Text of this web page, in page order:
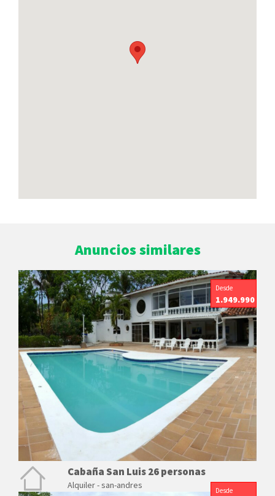
Anuncios similares
Desde
1.949.990
Cabaña San Luis 26 personas
Alquiler - san-andres
Desde